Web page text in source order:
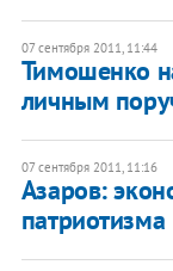
07 сентября 2011, 11:44
Тимошенко
личным
07 сентября 2011, 11:16
Азаров:
патриотизма